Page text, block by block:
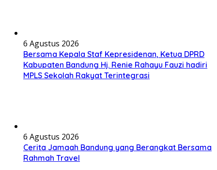
6 Agustus 2026
Bersama Kepala Staf Kepresidenan, Ketua DPRD
Kabupaten Bandung Hj. Renie Rahayu Fauzi hadiri
MPLS Sekolah Rakyat Terintegrasi
6 Agustus 2026
Cerita Jamaah Bandung yang Berangkat Bersama
Rahmah Travel